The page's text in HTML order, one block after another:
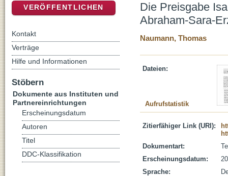
Die Preisgabe
Abraham-Sara-
Naumann, Thomas
Dateien:
Aufrufstatistik
Zitierfähiger Link (URI):
Dokumentart:
Erscheinungsdatum:
Sprache:
VERÖFFENTLICHEN
Kontakt
Verträge
Hilfe und Informationen
Stöbern
Dokumente aus Instituten und
Partnereinrichtungen
Erscheinungsdatum
Autoren
Titel
DDC-Klassifikation